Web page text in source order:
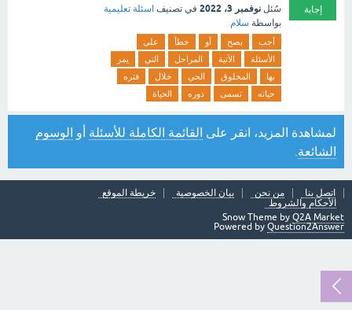
إجابة سُئل نوفمبر 3، 2022 في تصنيف اسئلة تعليمية
بواسطة سلام
أجب بصح أو خطأ
على
الأسئلة
الآتية المراحل التي
يمر
بها
المخلوق الحي خلال
فتره
حياته
تسمى دوره الحياة
لمشاهدة المزيد، انقر على القائمة الكاملة للأسئلة أو الوسوم
الشائعة
اتصل بنا من نحن بيان الخصوصية
خريطة الموقع
الأحكام والشروط
Snow Theme by Q2A Market
Powered by Question2Answer